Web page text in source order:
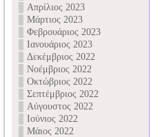
Απρίλιος 2023
Μάρτιος 2023
Φεβρουάριος 2023
Ιανουάριος 2023
Δεκέμβριος 2022
Νοέμβριος 2022
Οκτώβριος 2022
Σεπτέμβριος 2022
Αύγουστος 2022
Ιούνιος 2022
Μάιος 2022